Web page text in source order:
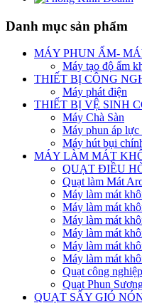
Danh mục sản phẩm
MÁY PHUN ẨM-
Máy tạo độ ẩm
THIẾT BỊ CÔNG
Máy phát điện
THIẾT BỊ VỆ SINH
Máy Chà Sàn
Máy phun áp lực
Máy hút bụi
MÁY LÀM MÁT
QUẠT ĐIỀU
Quạt làm Mát
Máy làm mát
Máy làm mát
Máy làm mát
Máy làm mát
Máy làm mát
Máy làm mát
Quạt công nghiệp
Quạt Phun
QUẠT SẤY GIÓ